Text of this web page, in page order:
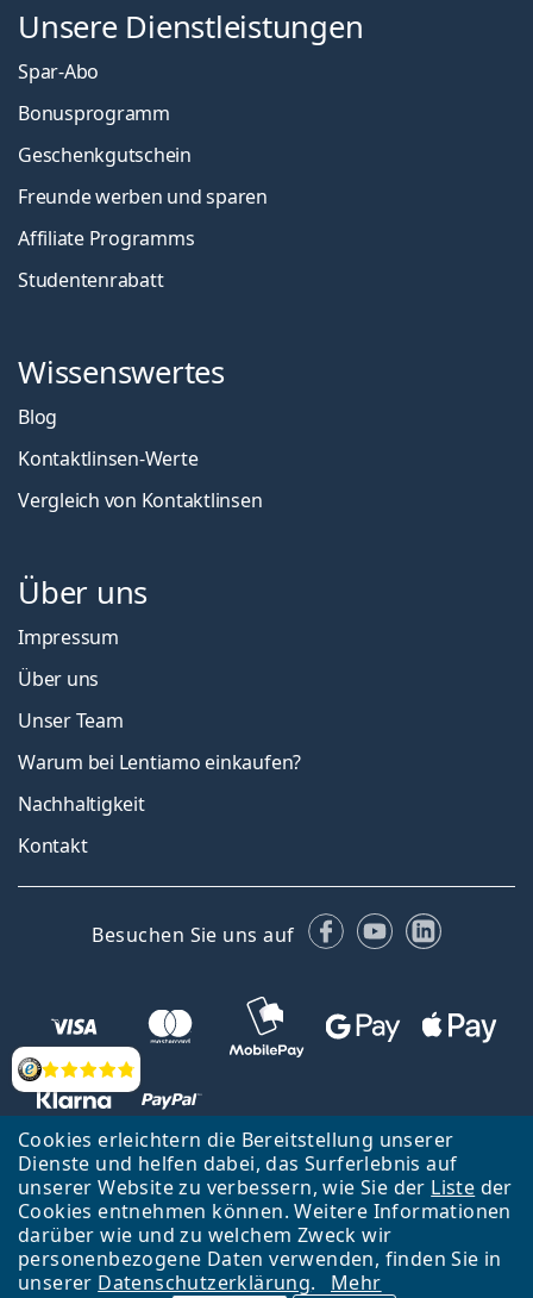
Cookies erleichtern die Bereitstellung unserer
Dienste und helfen dabei, das Surferlebnis auf
unserer Website zu verbessern, wie Sie der Liste der
Cookies entnehmen können. Weitere Informationen
darüber wie und zu welchem Zweck wir
personenbezogene Daten verwenden, finden Sie in
unserer Datenschutzerklärung. Mehr
Bewertung
Unsere Dienstleistungen
Spar-Abo
Bonusprogramm
Geschenkgutschein
Freunde werben und sparen
Affiliate Programms
Studentenrabatt
Wissenswertes
Blog
Kontaktlinsen-Werte
Vergleich von Kontaktlinsen
Über uns
Impressum
Über uns
Unser Team
Warum bei Lentiamo einkaufen?
Nachhaltigkeit
Kontakt
Besuchen Sie uns auf Facebook
YouTubeLinkedIn
Zurück zur Hauptseite
Nach oben
Lentiamo s.r.o., Tschechien ist Eigentümer und Betreiber des Online-
Shops Lentiamo.de
Seit 18 Jahren sind wir für Sie da.